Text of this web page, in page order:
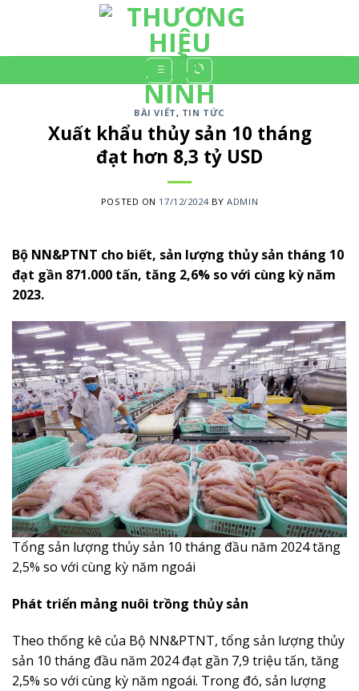
BÀI VIẾT, TIN TỨC
Xuất khẩu thủy sản 10 tháng
đạt hơn 8,3 tỷ USD
POSTED ON 17/12/2024BYADMIN
Bộ NN&PTNT cho biết, sản lượng thủy sản tháng 10
đạt gần 871.000 tấn, tăng 2,6% so với cùng kỳ năm
2023.
Tổng sản lượng thủy sản 10 tháng đầu năm 2024 tăng
2,5% so với cùng kỳ năm ngoái
Phát triển mảng nuôi trồng thủy sản
Theo thống kê của Bộ NN&PTNT, tổng sản lượng thủy
sản 10 tháng đầu năm 2024 đạt gần 7,9 triệu tấn, tăng
2,5% so với cùng kỳ năm ngoái. Trong đó, sản lượng